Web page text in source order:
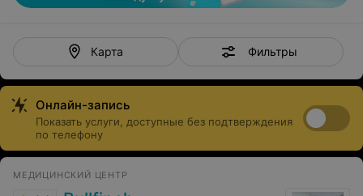
Карта Фильтры
Онлайн-запись
Показать услуги, доступные без подтверждения
по телефону
МЕДИЦИНСКИЙ ЦЕНТР